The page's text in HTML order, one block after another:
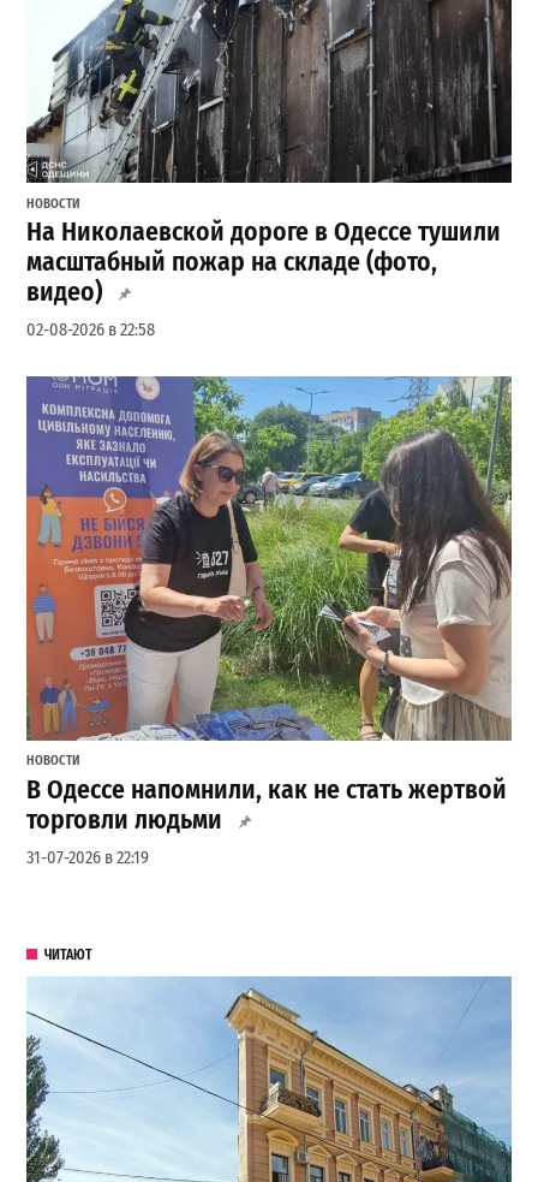
НОВОСТИ
На Николаевской дороге в Одессе тушили
масштабный пожар на складе (фото,
видео)
02-08-2026 в 22:58
НОВОСТИ
В Одессе напомнили, как не стать жертвой
торговли людьми
31-07-2026 в 22:19
ЧИТАЮТ